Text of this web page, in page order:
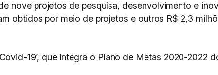
nove projetos de pesquisa, desenvolvimento e
obtidos por meio de projetos e outros R$ 2,3
19’, que integra o Plano de Metas 2020-2022